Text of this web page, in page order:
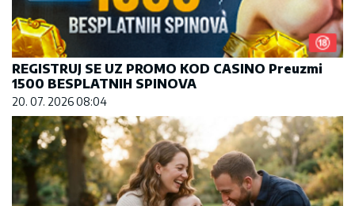
REGISTRUJ SE UZ PROMO KOD CASINO Preuzmi
1500 BESPLATNIH SPINOVA
20. 07. 2026 08:04